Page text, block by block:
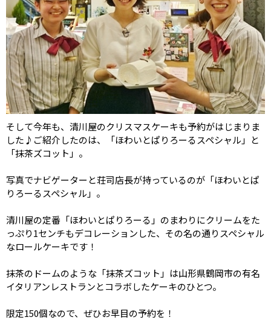
そして今年も、清川屋のクリスマスケーキも予約がはじまりま
した♪ご紹介したのは、「ほわいとぱりろーるスペシャル」と
「抹茶ズコット」。
写真でナビゲーターと荘司店長が持っているのが「ほわいとぱ
りろーるスペシャル」。
清川屋の定番「ほわいとぱりろーる」のまわりにクリームをた
っぷり1センチもデコレーションした、その名の通りスペシャル
なロールケーキです！
抹茶のドームのような「抹茶ズコット」は山形県鶴岡市の有名
イタリアンレストランとコラボしたケーキのひとつ。
限定150個なので、ぜひお早目の予約を！